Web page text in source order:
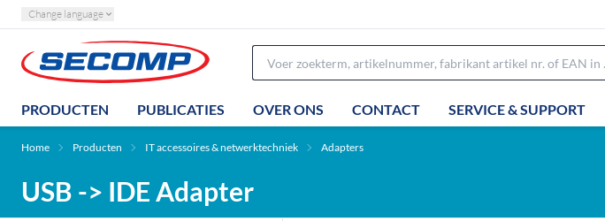
Change language
PRODUCTEN PUBLICATIES OVER ONS CONTACT SERVICE & SUPPORT
Home Producten IT accessoires & netwerktechniek Adapters
USB -> IDE Adapter